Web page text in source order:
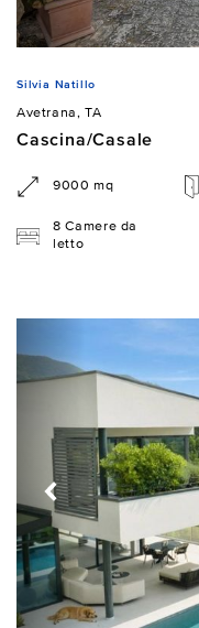
Silvia Natillo
Avetrana, TA
Cascina/Casale
9000 mq
8 Camere da
letto